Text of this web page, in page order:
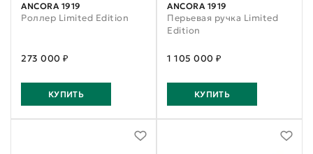
ANCORA 1919
Роллер Limited Edition
273 000 ₽
КУПИТЬ
ANCORA 1919
Перьевая ручка Limited
Edition
1 105 000 ₽
КУПИТЬ